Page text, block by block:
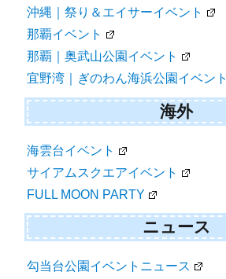
沖縄｜祭り＆エイサーイベント
那覇イベント
那覇｜奥武山公園イベント
宜野湾｜ぎのわん海浜公園イベント
海外
海雲台イベント
サイアムスクエアイベント
FULL MOON PARTY
ニュース
勾当台公園イベントニュース